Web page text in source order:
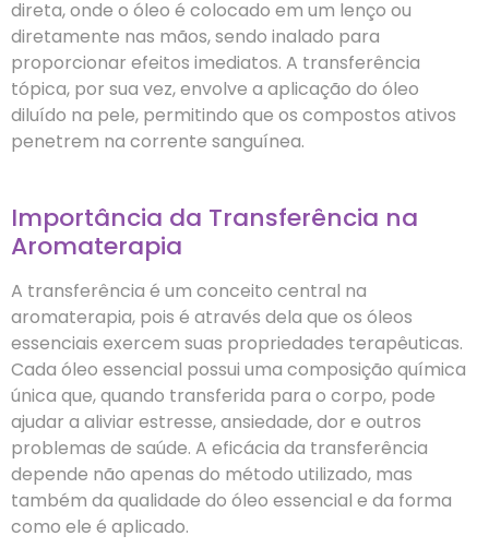
direta, onde o óleo é colocado em um lenço ou
diretamente nas mãos, sendo inalado para
proporcionar efeitos imediatos. A transferência
tópica, por sua vez, envolve a aplicação do óleo
diluído na pele, permitindo que os compostos ativos
penetrem na corrente sanguínea.
Importância da Transferência na
Aromaterapia
A transferência é um conceito central na
aromaterapia, pois é através dela que os óleos
essenciais exercem suas propriedades terapêuticas.
Cada óleo essencial possui uma composição química
única que, quando transferida para o corpo, pode
ajudar a aliviar estresse, ansiedade, dor e outros
problemas de saúde. A eficácia da transferência
depende não apenas do método utilizado, mas
também da qualidade do óleo essencial e da forma
como ele é aplicado.